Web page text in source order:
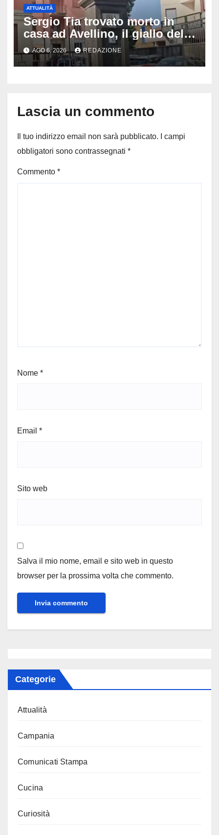
ATTUALITÀ
Sergio Tia trovato morto in
casa ad Avellino, il giallo della
porta socchiusa: disposta
l’autopsia
AGO 6, 2026 REDAZIONE
Lascia un commento
Il tuo indirizzo email non sarà pubblicato.
I campi
obbligatori sono contrassegnati *
Commento *
Nome *
Email *
Sito web
Salva il mio nome, email e sito web in questo
browser per la prossima volta che commento.
Categorie
Attualità
Campania
Comunicati Stampa
Cucina
Curiosità